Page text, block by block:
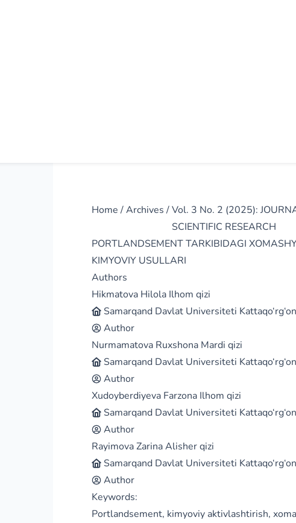
Home /Archives /Vol. 3 No. 2 (2025):
SCIENTIFIC RESEARCH
PORTLANDSEMENT TARKIBIDAGI
KIMYOVIY USULLARI
Authors
Hikmatova Hilola Ilhom qizi
Samarqand Davlat Universiteti
Author
Nurmamatova Ruxshona Mardi qizi
Samarqand Davlat Universiteti
Author
Xudoyberdiyeva Farzona Ilhom qizi
Samarqand Davlat Universiteti
Author
Rayimova Zarina Alisher qizi
Samarqand Davlat Universiteti
Author
Keywords:
Portlandsement, kimyoviy aktivlashtirish,